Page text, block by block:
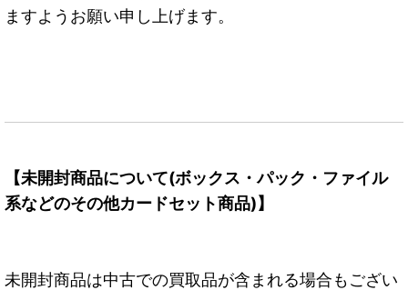
ますようお願い申し上げます。
【未開封商品について(ボックス・パック・ファイル
系などのその他カードセット商品)】
未開封商品は中古での買取品が含まれる場合もござい